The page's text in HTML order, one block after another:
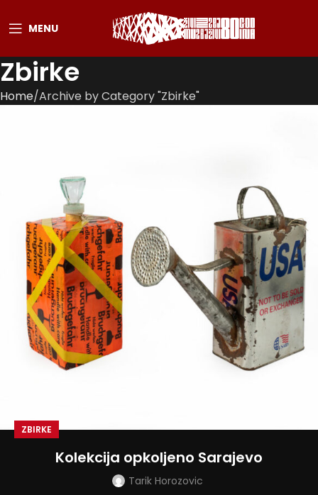
MENU
Zbirke
Home Archive by Category "Zbirke"
ZBIRKE
Kolekcija opkoljeno Sarajevo
Tarik Horozovic